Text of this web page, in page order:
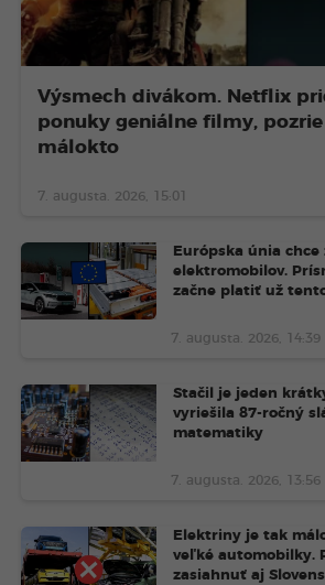
Výsmech divákom. Netflix
ponuky geniálne filmy,
málokto
7. augusta. 2026, 15:01
Európska únia
elektromobilov.
začne platiť už
7. augusta. 2026, 14:39
Stačil je jeden
vyriešila 87-ročný
matematiky
7. augusta. 2026, 13:56
Elektriny je tak
veľké automobilky.
zasiahnuť aj